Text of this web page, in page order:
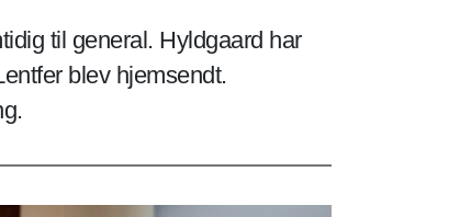
til general. Hyldgaard har
blev hjemsendt.